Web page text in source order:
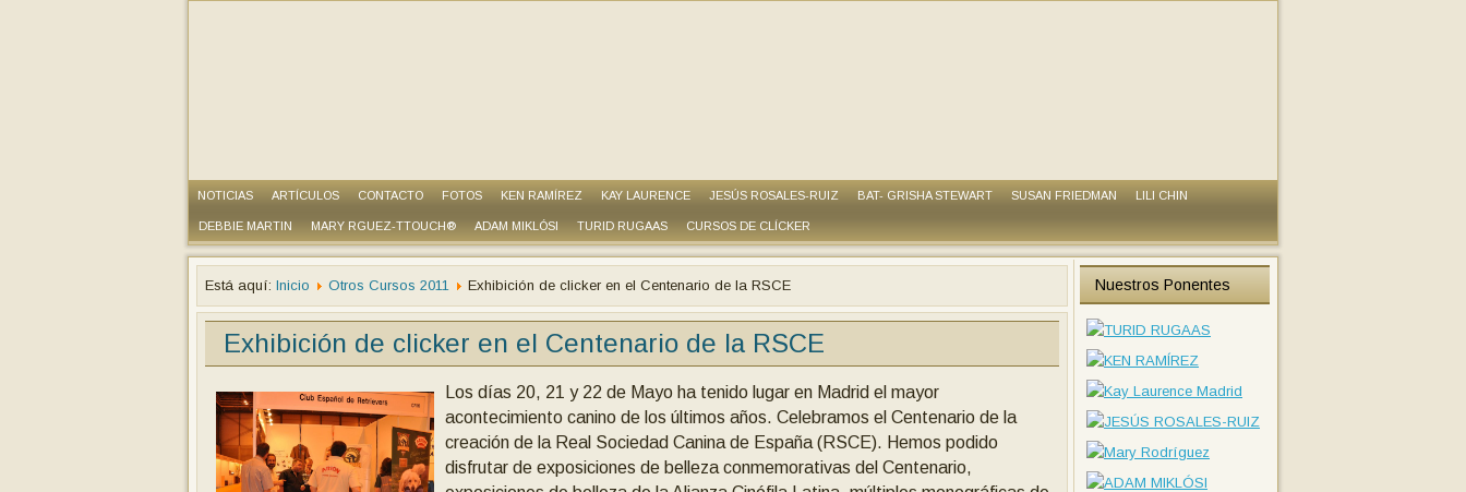
NOTICIAS ARTÍCULOS CONTACTO FOTOS KEN RAMÍREZ KAY LAURENCE JESÚS ROSALES-RUIZ BAT- GRISHA STEWART SUSAN FRIEDMAN LILI CHIN
DEBBIE MARTIN MARY RGUEZ-TTOUCH® ADAM MIKLÓSI TURID RUGAAS CURSOS DE CLÍCKER
Está aquí: Inicio Otros Cursos 2011 Exhibición de clicker en el Centenario de la RSCE
Exhibición de clicker en el Centenario de la RSCE
Los días 20, 21 y 22 de Mayo ha tenido lugar en Madrid el mayor
acontecimiento canino de los últimos años. Celebramos el Centenario de la
creación de la Real Sociedad Canina de España (RSCE). Hemos podido
disfrutar de exposiciones de belleza conmemorativas del Centenario,
Nuestros Ponentes